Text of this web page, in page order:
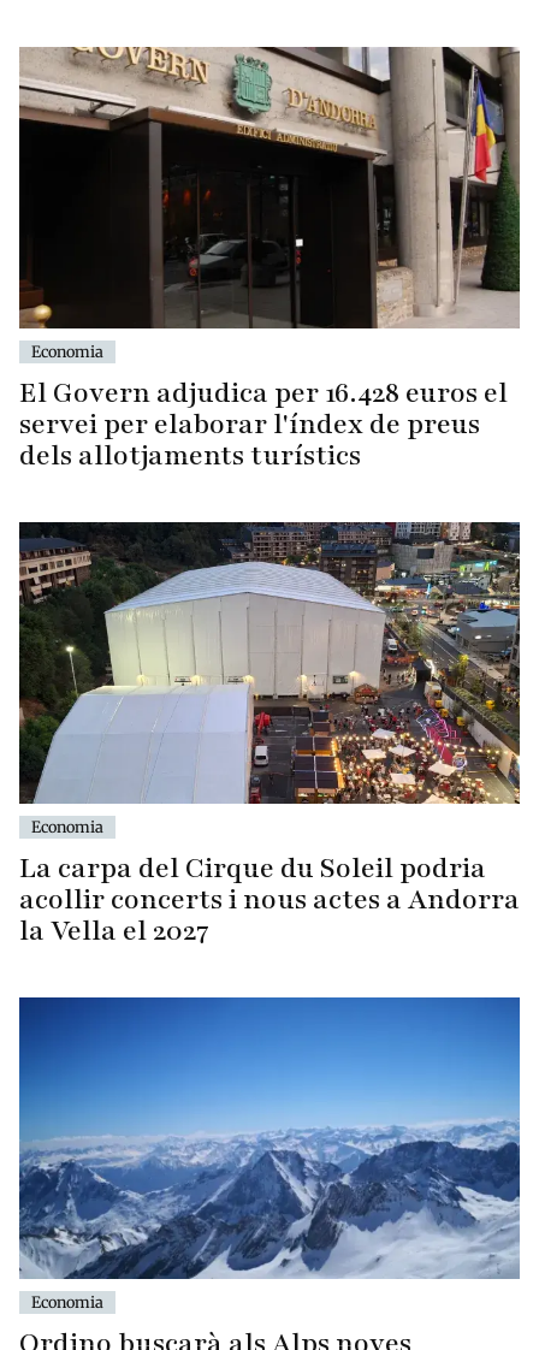
Economia
El Govern adjudica per 16.428 euros el
servei per elaborar l'índex de preus
dels allotjaments turístics
Economia
La carpa del Cirque du Soleil podria
acollir concerts i nous actes a Andorra
la Vella el 2027
Economia